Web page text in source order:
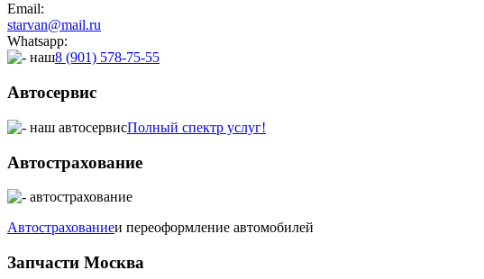
Email:
starvan@mail.ru
Whatsapp:
8 (901) 578-75-55
Автосервис
Полный спектр услуг!
Автострахование
Автострахованиеи переоформление автомобилей
Запчасти Москва